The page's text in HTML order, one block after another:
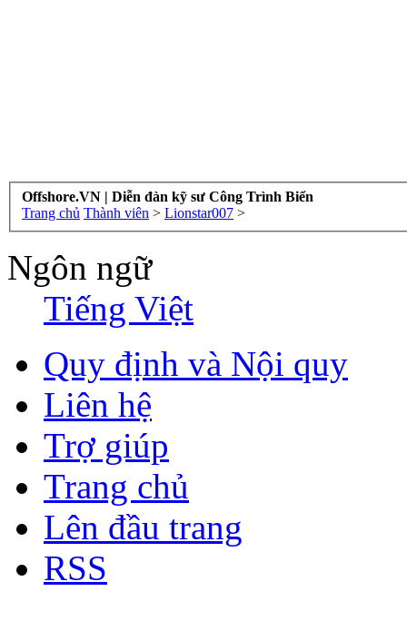
Offshore.VN | Diễn đàn kỹ sư Công Trình Biển
Trang chủ Thành viên > Lionstar007 >
Ngôn ngữ
Tiếng Việt
Quy định và Nội quy
Liên hệ
Trợ giúp
Trang chủ
Lên đầu trang
RSS